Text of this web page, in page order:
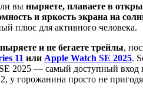
вы ныряете, плаваете в
и яркость экрана на
плюс для активного человека.
и не бегаете трейлы,
11 или Apple Watch SE 2025.
2025 — самый доступный
у горожанина просто не